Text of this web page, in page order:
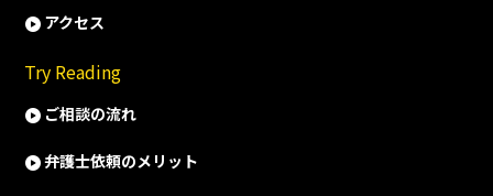
アクセス
Try Reading
ご相談の流れ
弁護士依頼のメリット